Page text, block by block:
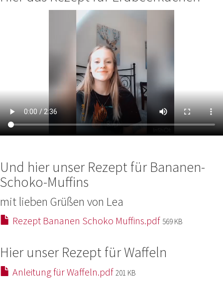
Und hier unser Rezept für Bananen-
Schoko-Muffins
mit lieben Grüßen von Lea
Rezept Bananen Schoko Muffins.pdf 569 KB
Hier unser Rezept für Waffeln
Anleitung für Waffeln.pdf 201 KB